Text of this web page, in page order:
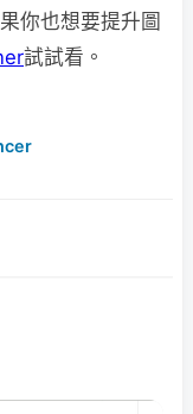
你也想要提升圖
試試看。